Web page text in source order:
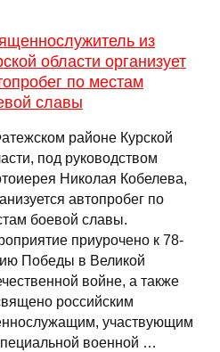
из
области организует
по местам
славы
районе Курской
под руководством
Николая Кобелева,
автопробег по
боевой славы.
приурочено к 78-
Победы в Великой
войне, а также
российским
участвующим
военной …